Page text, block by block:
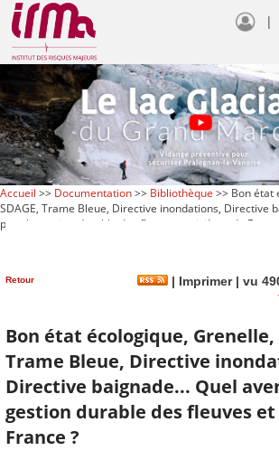
|
Accueil >> Documentation>> Bibliothèque >> Bon état
SDAGE, Trame Bleue, Directive inondations, Directive
pour la gestion durable des fleuves et rivières de
Retour | Imprimer| vu
Bon état écologique, Grenelle,
Trame Bleue, Directive
Directive baignade... Quel
gestion durable des fleuves
France ?